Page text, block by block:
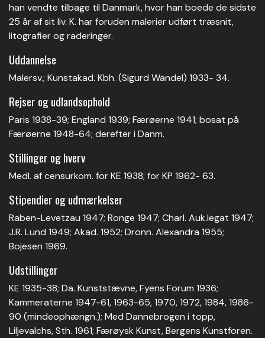
han vendte tilbage til Danmark, hvor han boede de sidste
25 år af sit liv. K. har foruden malerier udført træsnit,
litografier og raderinger.
Uddannelse
Malersv.; Kunstakad. Kbh. (Sigurd Wandel) 1933- 34.
Rejser og udlandsophold
Paris 1938-39; England 1939; Færøerne 1941; bosat på
Færøerne 1948-64; derefter i Danm.
Stillinger og hverv
Medl. af censurkom. for KE 1938; for KP 1962- 63.
Stipendier og udmærkelser
Raben-Levetzau 1947; Ronge 1947; Charl. Auk.legat 1947;
J.R. Lund 1949; Akad. 1952; Dronn. Alexandra 1955;
Bojesen 1969.
Udstillinger
KE 1935-38; Da. Kunststævne, Fyens Forum 1936;
Kammeraterne 1947-61, 1963-65, 1970, 1972, 1984, 1986-
90 (mindeophængn.); Med Dannebrogen i topp,
Liljevalchs, Sth. 1961; Færøysk Kunst, Bergens Kunstforen.